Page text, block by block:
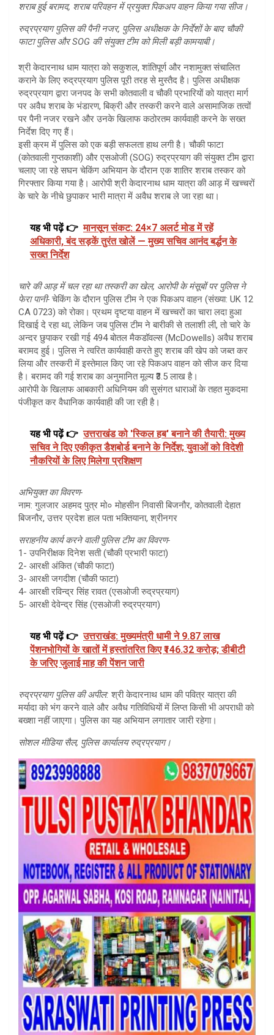
शराब हुई बरामद, शराब परिवहन में प्रयुक्त पिकअप वाहन किया गया सीज।
​रुद्रप्रयाग पुलिस की पैनी नजर, पुलिस अधीक्षक के निर्देशों के बाद चौकी
फाटा पुलिस और SOG की संयुक्त टीम को मिली बड़ी कामयाबी।
श्री केदारनाथ धाम यात्रा को सकुशल, शांतिपूर्ण और नशामुक्त संचालित
कराने के लिए रुद्रप्रयाग पुलिस पूरी तरह से मुस्तैद है। पुलिस अधीक्षक
रुद्रप्रयाग द्वारा जनपद के सभी कोतवाली व चौकी प्रभारियों को यात्रा मार्ग
पर अवैध शराब के भंडारण, बिक्री और तस्करी करने वाले असामाजिक तत्वों
पर पैनी नजर रखने और उनके खिलाफ कठोरतम कार्यवाही करने के सख्त
निर्देश दिए गए हैं।
​इसी क्रम में पुलिस को एक बड़ी सफलता हाथ लगी है। चौकी फाटा
(कोतवाली गुप्तकाशी) और एसओजी (SOG) रुद्रप्रयाग की संयुक्त टीम द्वारा
चलाए जा रहे सघन चेकिंग अभियान के दौरान एक शातिर शराब तस्कर को
गिरफ्तार किया गया है। आरोपी श्री केदारनाथ धाम यात्रा की आड़ में खच्चरों
के चारे के नीचे छुपाकर भारी मात्रा में अवैध शराब ले जा रहा था।
यह भी पढ़ें 👉 मानसून संकट: 24×7 अलर्ट मोड में रहें
अधिकारी, बंद सड़कें तुरंत खोलें — मुख्य सचिव आनंद बर्द्धन के
सख्त निर्देश
​चारे की आड़ में चल रहा था तस्करी का खेल, आरोपी के मंसूबों पर पुलिस ने
फेरा पानी-​चेकिंग के दौरान पुलिस टीम ने एक पिकअप वाहन (संख्या: UK 12
CA 0723) को रोका। प्रथम दृष्टया वाहन में खच्चरों का चारा लदा हुआ
दिखाई दे रहा था, लेकिन जब पुलिस टीम ने बारीकी से तलाशी ली, तो चारे के
अन्दर छुपाकर रखी गई 494 बोतल मैकडॉवल्स (McDowells) अवैध शराब
बरामद हुई। पुलिस ने त्वरित कार्यवाही करते हुए शराब की खेप को जब्त कर
लिया और तस्करी में इस्तेमाल किए जा रहे पिकअप वाहन को सीज कर दिया
है। बरामद की गई शराब का अनुमानित मूल्य ₹3.5 लाख है।
​आरोपी के खिलाफ आबकारी अधिनियम की सुसंगत धाराओं के तहत मुकदमा
पंजीकृत कर वैधानिक कार्यवाही की जा रही है।
यह भी पढ़ें 👉 उत्तराखंड को 'स्किल हब' बनाने की तैयारी: मुख्य
सचिव ने दिए एकीकृत डैशबोर्ड बनाने के निर्देश; युवाओं को विदेशी
नौकरियों के लिए मिलेगा प्रशिक्षण
​अभियुक्त का विवरण-
​नाम: गुलजार अहमद पुत्र मो० मोहसीन निवासी बिजनौर, कोतवाली देहात
बिजनौर, उत्तर प्रदेश हाल पता भक्तियाना, श्रीनगर
​सराहनीय कार्य करने वाली पुलिस टीम का विवरण-
​1- ​उपनिरीक्षक दिनेश सती (चौकी प्रभारी फाटा)
2- ​आरक्षी अंकित (चौकी फाटा)
3- ​आरक्षी जगदीश (चौकी फाटा)
4- ​आरक्षी रविन्द्र सिंह रावत (एसओजी रुद्रप्रयाग)
5- ​आरक्षी देवेन्द्र सिंह (एसओजी रुद्रप्रयाग)
यह भी पढ़ें 👉 उत्तराखंड: मुख्यमंत्री धामी ने 9.87 लाख
पेंशनभोगियों के खातों में हस्तांतरित किए ₹146.32 करोड़; डीबीटी
के जरिए जुलाई माह की पेंशन जारी
​रुद्रप्रयाग पुलिस की अपील: श्री केदारनाथ धाम की पवित्र यात्रा की
मर्यादा को भंग करने वाले और अवैध गतिविधियों में लिप्त किसी भी अपराधी को
बख्शा नहीं जाएगा। पुलिस का यह अभियान लगातार जारी रहेगा।
सोशल मीडिया सैल, पुलिस कार्यालय रुद्रप्रयाग।